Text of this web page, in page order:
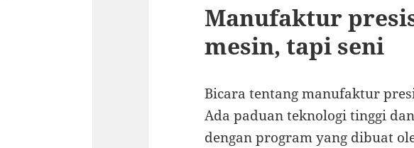
Manufaktur
mesin, tapi seni
Bicara tentang manufaktur
Ada paduan teknologi tinggi
dengan program yang dibuat